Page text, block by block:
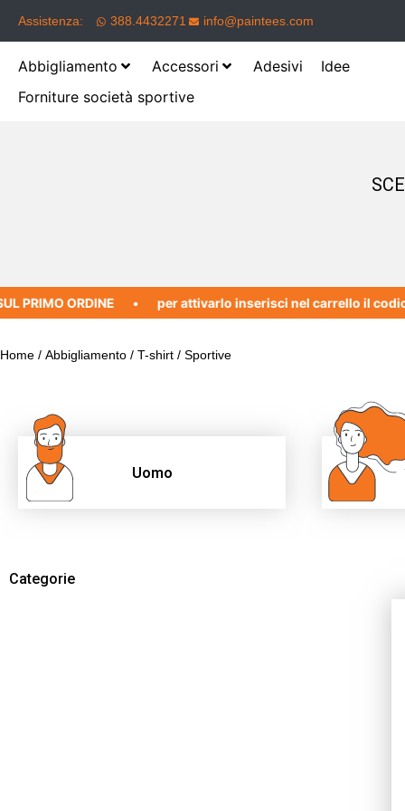
Assistenza: 388.4432271 info@paintees.com
Abbigliamento Accessori Adesivi
Idee
Forniture società sportive
PRIMO ORDINE per attivarlo inserisci nel carrello il codice:
Home / Abbigliamento / T-shirt / Sportive
Uomo
Categorie